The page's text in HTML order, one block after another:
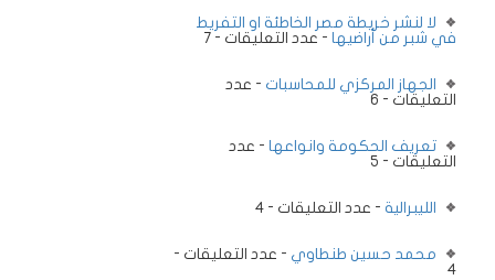
لا لنشر خريطة مصر الخاطئة او التفريط
في شبر من أراضيها - عدد التعليقات - 7
الجهاز المركزي للمحاسبات - عدد
التعليقات - 6
تعريف الحكومة وانواعها - عدد
التعليقات - 5
الليبرالية - عدد التعليقات - 4
محمد حسين طنطاوي - عدد التعليقات -
4